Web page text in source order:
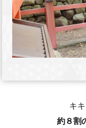
キ
約８割